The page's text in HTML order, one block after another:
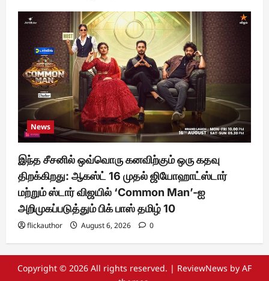
News
இந்த சீசனில் ஒவ்வொரு கனவிற்கும் ஒரு கதவு
திறக்கிறது: ஆகஸ்ட் 16 முதல் ஜியோஹாட்ஸ்டார்
மற்றும் ஸ்டார் விஜயில் ‘Common Man’-ஐ
அறிமுகப்படுத்தும் பிக் பாஸ் தமிழ் 10
flickauthor August 6, 2026 0
Copyright © 2026 All rights reserved. | ReviewNews by AF